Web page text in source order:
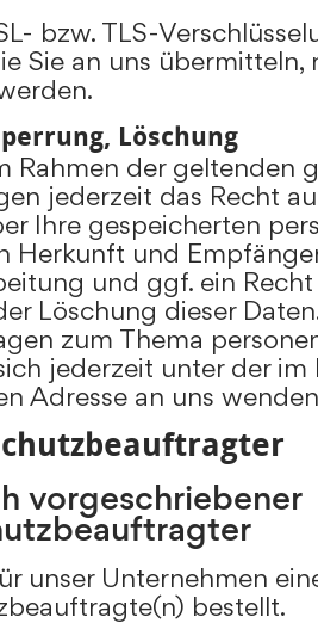
bzw. TLS-
Sie an uns
Löschung
Rahmen der geltenden
jederzeit das Recht
Ihre gespeicherten
Herkunft und
und ggf. ein
Löschung dieser
zum Thema
jederzeit unter der im
Adresse an uns
vorgeschriebener
unser Unternehmen
bestellt.